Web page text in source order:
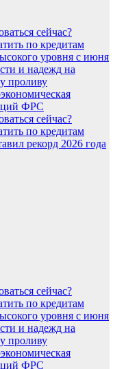
сейчас?
по кредитам
уровня с июня
и надежд на
проливу
ФРС
сейчас?
по кредитам
рекорд 2026 года
сейчас?
по кредитам
уровня с июня
и надежд на
проливу
ФРС